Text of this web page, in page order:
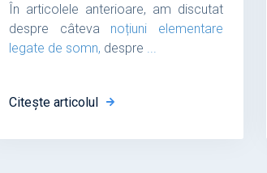
În articolele anterioare, am discutat
despre câteva noțiuni elementare
legate de somn, despre
Citește articolul